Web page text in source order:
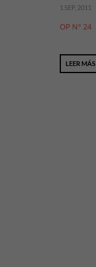
1 SEP, 2011
OP N° 24
LEER MÁS